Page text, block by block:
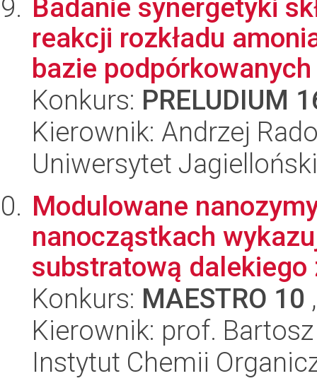
Badanie synergetyki
reakcji rozkładu
bazie
Konkurs: PRELUDIUM
Kierownik: Andrzej
Uniwersytet
Modulowane
nanocząstkach
substratową dalekiego
Konkurs: MAESTRO 10
Kierownik: prof.
Instytut Chemii